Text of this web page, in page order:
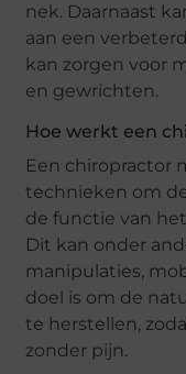
nek. Daarnaast
aan een
kan zorgen voor
en gewrichten.
Hoe werkt een
Een chiropractor
technieken om
de functie van
Dit kan onder
manipulaties,
doel is om de
te herstellen,
zonder pijn.